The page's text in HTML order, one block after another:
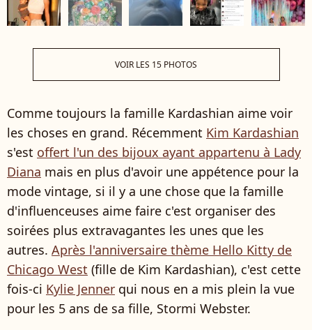
VOIR LES 15 PHOTOS
Comme toujours la famille Kardashian aime voir
les choses en grand. Récemment Kim Kardashian
s'est offert l'un des bijoux ayant appartenu à Lady
Diana mais en plus d'avoir une appétence pour la
mode vintage, si il y a une chose que la famille
d'influenceuses aime faire c'est organiser des
soirées plus extravagantes les unes que les
autres. Après l'anniversaire thème Hello Kitty de
Chicago West (fille de Kim Kardashian), c'est cette
fois-ci Kylie Jenner qui nous en a mis plein la vue
pour les 5 ans de sa fille, Stormi Webster.